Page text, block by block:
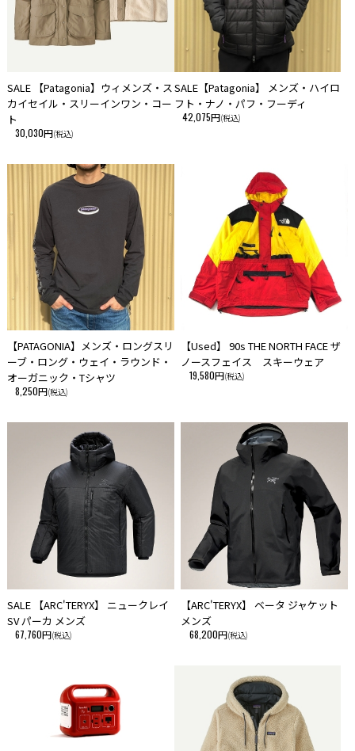
SALE 【Patagonia】ウィメンズ・ス
カイセイル・スリーインワン・コー
ト
30,030円(税込)
SALE【Patagonia】 メンズ・ハイロ
フト・ナノ・パフ・フーディ
42,075円(税込)
【PATAGONIA】メンズ・ロングスリ
ーブ・ロング・ウェイ・ラウンド・
オーガニック・Tシャツ
8,250円(税込)
【Used】 90s THE NORTH FACE ザ
ノースフェイス スキーウェア
19,580円(税込)
SALE 【ARC'TERYX】 ニュークレイ
SV パーカ メンズ
67,760円(税込)
【ARC'TERYX】 ベータ ジャケット
メンズ
68,200円(税込)